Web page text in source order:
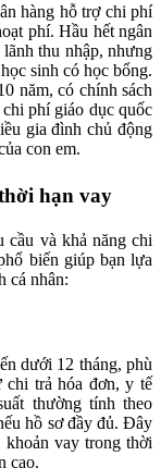
hàng hỗ trợ chi phí
phí. Hầu hết ngân
thu nhập, nhưng
sinh có học bổng.
năm, có chính sách
phí giáo dục quốc
gia đình chủ động
con em.
hạn vay
cầu và khả năng chi
biến giúp bạn lựa
cá nhân:
dưới 12 tháng, phù
chi trả hóa đơn, y tế
thường tính theo
hồ sơ đầy đủ. Đây
vay trong thời
cao.